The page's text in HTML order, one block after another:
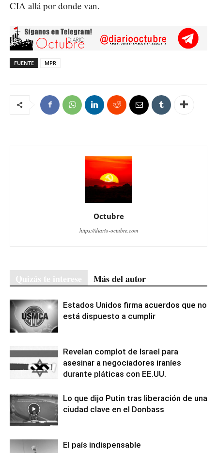
CIA allá por donde van.
FUENTE MPR
Octubre
https://diario-octubre.com
Quizás te interese Más del autor
Estados Unidos firma acuerdos que no
está dispuesto a cumplir
Revelan complot de Israel para
asesinar a negociadores iraníes
durante pláticas con EE.UU.
Lo que dijo Putin tras liberación de una
ciudad clave en el Donbass
El país indispensable